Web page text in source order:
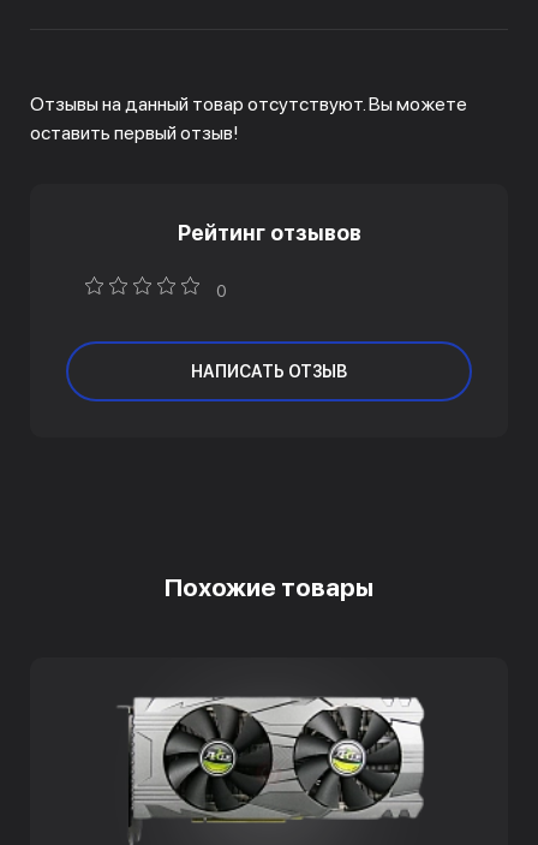
Отзывы на данный товар отсутствуют. Вы можете
оставить первый отзыв!
Рейтинг отзывов
0
НАПИСАТЬ ОТЗЫВ
Похожие товары